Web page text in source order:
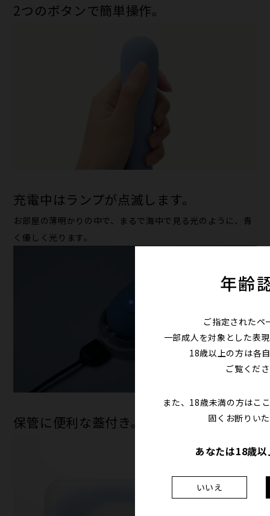
2つのボタンで簡単操作。
充電中はランプが点滅します。
お部屋の薄明かりの中で、まるで海中で見る光のように、青
く優しく光ります。
保管に便利な蓋付き。
年齢
ご指定されたペ
一部成人を対象とした表
18歳以上の方は各
ご覧くだ
また、18歳未満の方はこ
固くお断りい
あなたは18歳
いいえ